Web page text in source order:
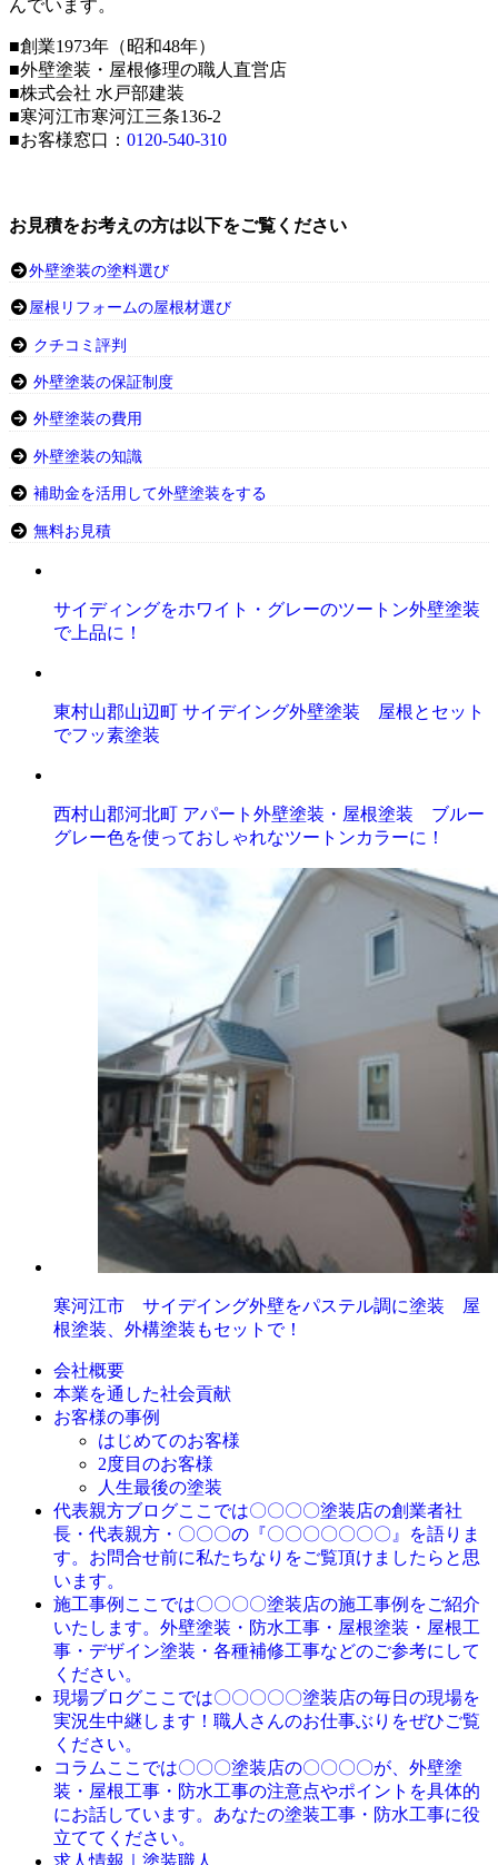
んでいます。
■創業1973年（昭和48年）
■外壁塗装・屋根修理の職人直営店
■株式会社 水戸部建装
■寒河江市寒河江三条136-2
■お客様窓口： 0120-540-310
お見積をお考えの方は以下をご覧ください
外壁塗装の塗料選び
屋根リフォームの屋根材選び
クチコミ評判
外壁塗装の保証制度
外壁塗装の費用
外壁塗装の知識
補助金を活用して外壁塗装をする
無料お見積
サイディングをホワイト・グレーのツートン外壁塗装
で上品に！
東村山郡山辺町 サイデイング外壁塗装 屋根とセット
でフッ素塗装
西村山郡河北町 アパート外壁塗装・屋根塗装 ブルー
グレー色を使っておしゃれなツートンカラーに！
寒河江市 サイデイング外壁をパステル調に塗装 屋
根塗装、外構塗装もセットで！
会社概要
本業を通した社会貢献
お客様の事例
はじめてのお客様
2度目のお客様
人生最後の塗装
代表親方ブログここでは〇〇〇〇塗装店の創業者社
長・代表親方・〇〇〇の『〇〇〇〇〇〇〇』を語りま
す。お問合せ前に私たちなりをご覧頂けましたらと思
います。
施工事例 ここでは〇〇〇〇塗装店の施工事例をご紹介
いたします。外壁塗装・防水工事・屋根塗装・屋根工
事・デザイン塗装・各種補修工事などのご参考にして
ください。
現場ブログここでは〇〇〇〇〇塗装店の毎日の現場を
実況生中継します！職人さんのお仕事ぶりをぜひご覧
ください。
コラム ここでは〇〇〇塗装店の〇〇〇〇が、外壁塗
装・屋根工事・防水工事の注意点やポイントを具体的
にお話しています。あなたの塗装工事・防水工事に役
立ててください。
求人情報｜塗装職人